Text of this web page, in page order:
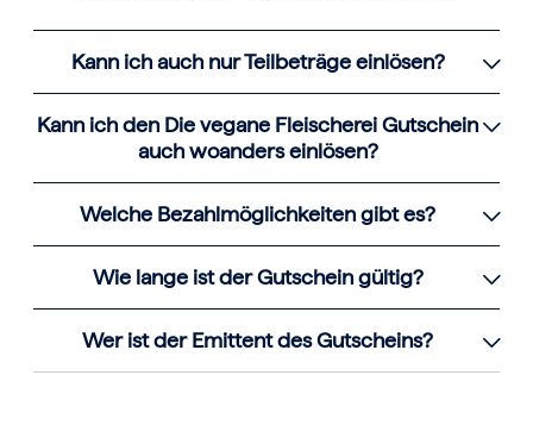
Kann ich auch nur Teilbeträge einlösen?
Kann ich den Die vegane Fleischerei Gutschein
auch woanders einlösen?
Welche Bezahlmöglichkeiten gibt es?
Wie lange ist der Gutschein gültig?
Wer ist der Emittent des Gutscheins?